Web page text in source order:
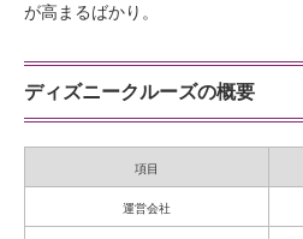
が高まるばかり。
ディズニークルーズの概要
項目
運営会社